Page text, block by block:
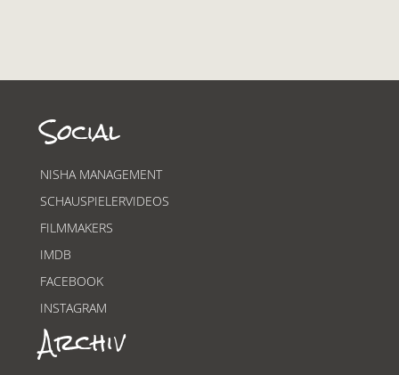
Social
NISHA MANAGEMENT
SCHAUSPIELERVIDEOS
FILMMAKERS
IMDB
FACEBOOK
INSTAGRAM
Archiv